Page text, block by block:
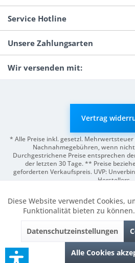
Service Hotline
Unsere Zahlungsarten
Wir versenden mit:
Vertrag
* Alle Preise inkl. gesetzl.
Nachnahmegebühren, wenn
Durchgestrichene Preise entsprechen
der letzten 30 Tage. ** Preise
geforderten Verkaufspreis. UVP:
Herstellers.
Funktionale
Marketing
Diese Website verwendet Cookies,
Funktionalität bieten zu können.
Datenschutzeinstellungen
Alle Cookies